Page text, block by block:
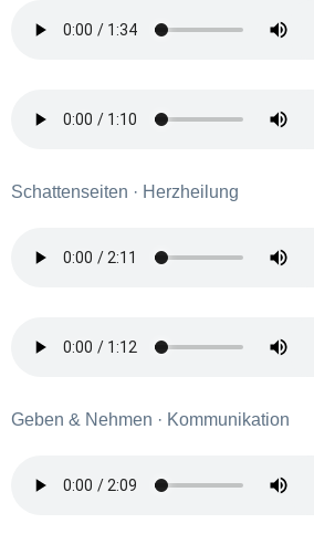
Schattenseiten · Herzheilung
Geben & Nehmen · Kommunikation